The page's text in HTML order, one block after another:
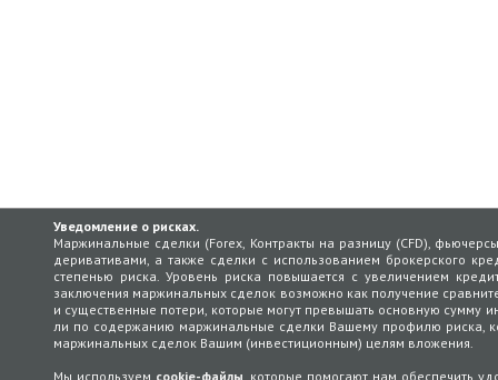
Уведомление о рисках.
Маржинальные сделки (Forex, Контракты на разницу (CFD),
деривативами, а также сделки с использованием брокерского
степенью риска. Уровень риска повышается с увеличением
заключения маржинальных сделок возможно как получение
и существенные потери, которые могут превышать основную сумму
ли по содержанию маржинальные сделки Вашему профилю риска,
маржинальных сделок Вашим (инвестиционным) целям вложения.
Мы используем cookie-файлы , которые помогают нам обеспечить